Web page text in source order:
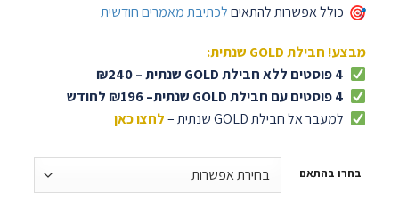
כולל אפשרות להתאיםלכתיבת מאמרים חודשית
מבצע! חבילת GOLD שנתית:
4 פוסטים ללא חבילת GOLD שנתית – ₪240
4 פוסטים עם חבילת GOLD שנתית– ₪196 לחודש
למעבר אל חבילת GOLD שנתית –
לחצו כאן
בחרו בהתאם